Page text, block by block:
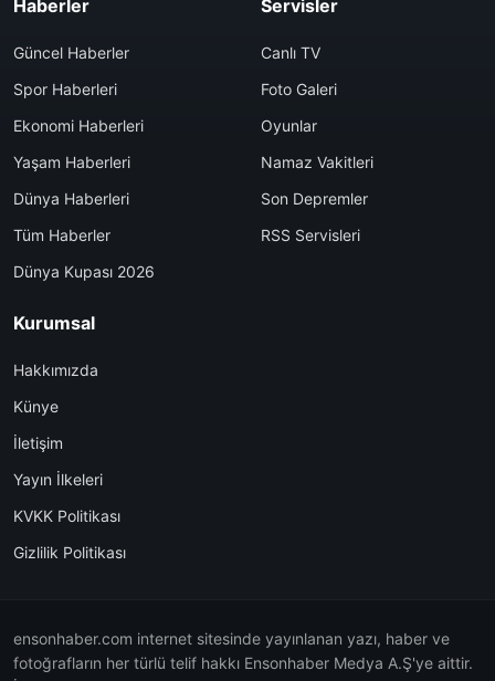
Haberler
Güncel Haberler
Spor Haberleri
Ekonomi Haberleri
Yaşam Haberleri
Dünya Haberleri
Tüm Haberler
Dünya Kupası 2026
Servisler
Canlı TV
Foto Galeri
Oyunlar
Namaz Vakitleri
Son Depremler
RSS Servisleri
Kurumsal
Hakkımızda
Künye
İletişim
Yayın İlkeleri
KVKK Politikası
Gizlilik Politikası
ensonhaber.com internet sitesinde yayınlanan yazı, haber ve
fotoğrafların her türlü telif hakkı Ensonhaber Medya A.Ş'ye aittir.